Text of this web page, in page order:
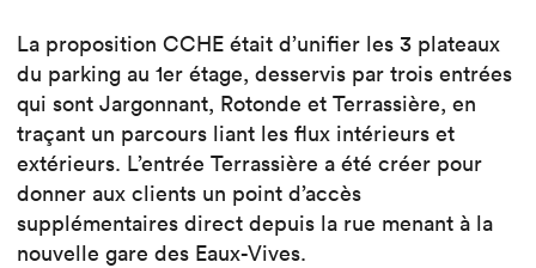
La proposition CCHE était d’unifier les 3 plateaux
du parking au 1er étage, desservis par trois entrées
qui sont Jargonnant, Rotonde et Terrassière, en
traçant un parcours liant les flux intérieurs et
extérieurs. L’entrée Terrassière a été créer pour
donner aux clients un point d’accès
supplémentaires direct depuis la rue menant à la
nouvelle gare des Eaux-Vives.